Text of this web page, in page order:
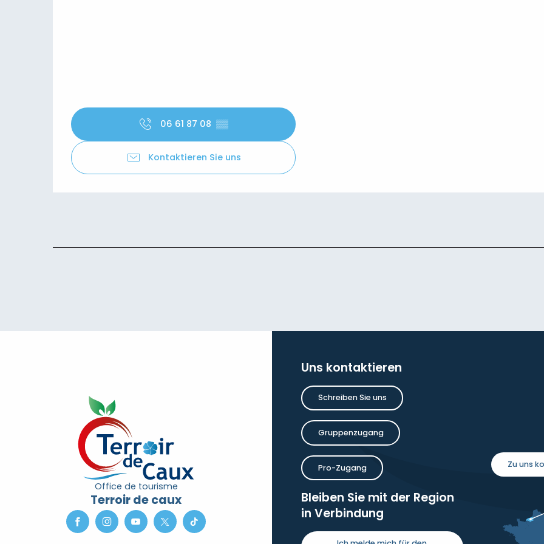
06 61 87 08 ▒▒
Kontaktieren Sie uns
Office de tourisme
Terroir de caux
Uns kontaktieren
Schreiben Sie uns
Gruppenzugang
Pro-Zugang
Bleiben Sie mit der Region
in Verbindung
Zu uns